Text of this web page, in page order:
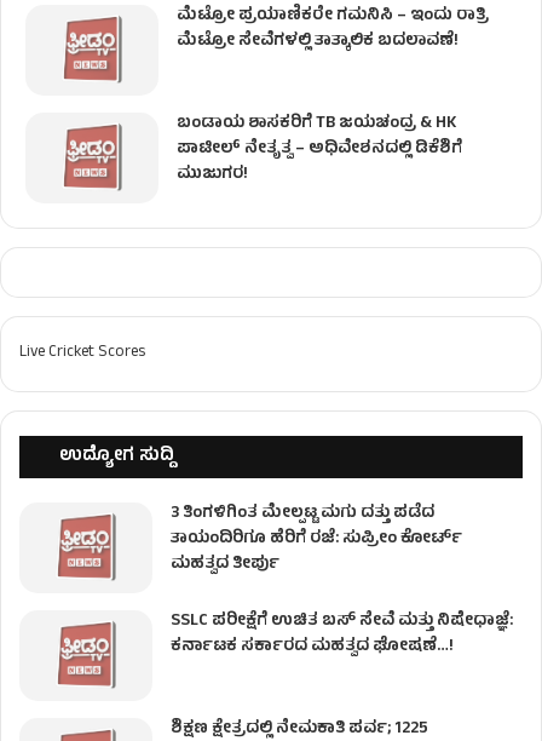
ಮೆಟ್ರೋ ಪ್ರಯಾಣಿಕರೇ ಗಮನಿಸಿ – ಇಂದು ರಾತ್ರಿ
ಮೆಟ್ರೋ ಸೇವೆಗಳಲ್ಲಿ ತಾತ್ಕಾಲಿಕ ಬದಲಾವಣೆ!
ಬಂಡಾಯ ಶಾಸಕರಿಗೆ TB ಜಯಚಂದ್ರ & HK
ಪಾಟೀಲ್ ನೇತೃತ್ವ – ಅಧಿವೇಶನದಲ್ಲಿ ಡಿಕೆಶಿಗೆ
ಮುಜುಗರ!
Live Cricket Scores
ಉದ್ಯೋಗ ಸುದ್ದಿ
3 ತಿಂಗಳಿಗಿಂತ ಮೇಲ್ಪಟ್ಟ ಮಗು ದತ್ತು ಪಡೆದ
ತಾಯಂದಿರಿಗೂ ಹೆರಿಗೆ ರಜೆ: ಸುಪ್ರೀಂ ಕೋರ್ಟ್
ಮಹತ್ವದ ತೀರ್ಪು
SSLC ಪರೀಕ್ಷೆಗೆ ಉಚಿತ ಬಸ್ ಸೇವೆ ಮತ್ತು ನಿಷೇಧಾಜ್ಞೆ:
ಕರ್ನಾಟಕ ಸರ್ಕಾರದ ಮಹತ್ವದ ಘೋಷಣೆ…!
ಶಿಕ್ಷಣ ಕ್ಷೇತ್ರದಲ್ಲಿ ನೇಮಕಾತಿ ಪರ್ವ; 1225